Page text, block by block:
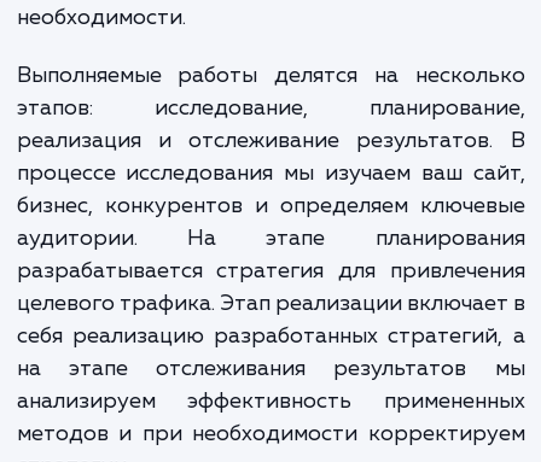
сайта и бизнеса. Мы изучаем вашу
разрабатываем стратегии для
этих групп. Это может включать в себя
ключевых слов, оптимизацию
сайта, социальный медиа-
контекстную рекламу и многое
также регулярно отслеживаем
корректируем стратегии по
необходимости.
Выполняемые работы делятся на
этапов: исследование,